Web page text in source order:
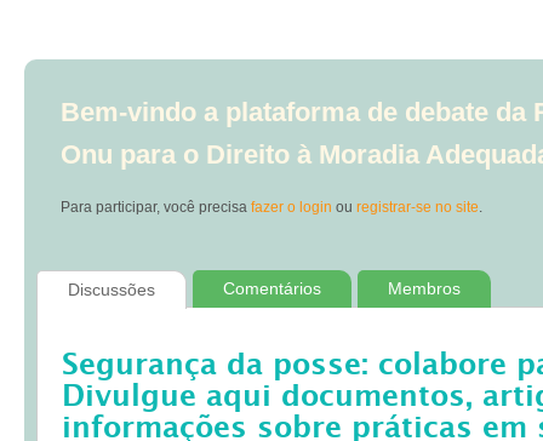
Bem-vindo a plataforma de debate da
Onu para o Direito à Moradia
Para participar, você precisa fazer o login ou registrar-se no site.
Discussões Comentários Membros
Segurança da posse: colabore
Divulgue aqui documentos,
informações sobre práticas em